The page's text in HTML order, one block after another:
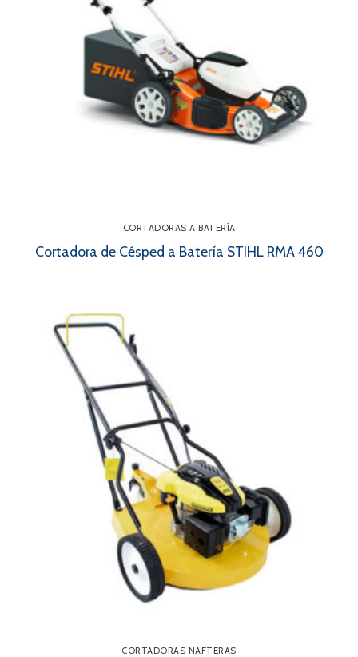
CORTADORAS A BATERÍA
Cortadora de Césped a Batería STIHL RMA 460
CORTADORAS NAFTERAS